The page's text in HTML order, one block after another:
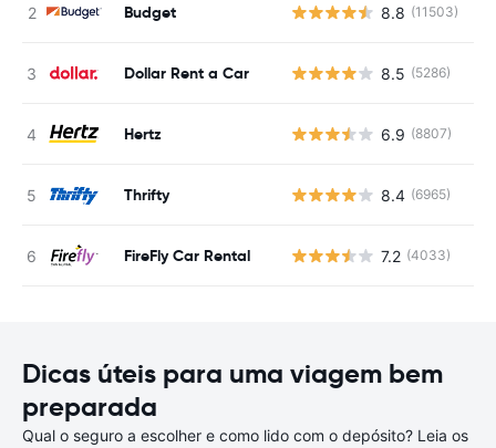
Budget 8.8 (11503)
Dollar Rent a Car 8.5 (5286)
Hertz 6.9 (8807)
Thrifty 8.4 (6965)
FireFly Car Rental 7.2 (4033)
Dicas úteis para uma viagem bem
preparada
Qual o seguro a escolher e como lido com o depósito? Leia os